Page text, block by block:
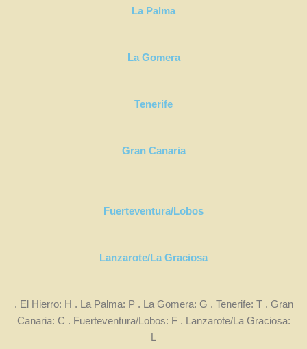
La Palma
La Gomera
Tenerife
Gran Canaria
Fuerteventura/Lobos
Lanzarote/La Graciosa
. El Hierro: H . La Palma: P . La Gomera: G . Tenerife: T . Gran
Canaria: C . Fuerteventura/Lobos: F . Lanzarote/La Graciosa:
L